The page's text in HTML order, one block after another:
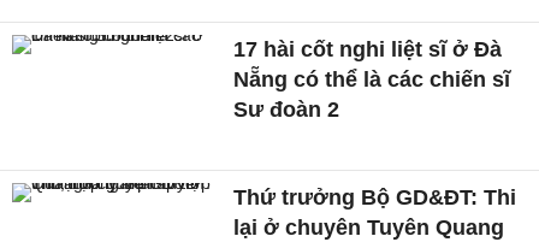
17 hài cốt nghi liệt sĩ ở Đà
Nẵng có thể là các chiến sĩ
Sư đoàn 2
Thứ trưởng Bộ GD&ĐT: Thi
lại ở chuyên Tuyên Quang